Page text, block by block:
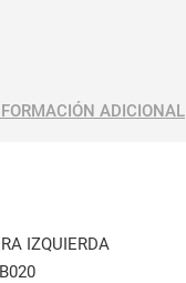
ADICIONAL
IZQUIERDA